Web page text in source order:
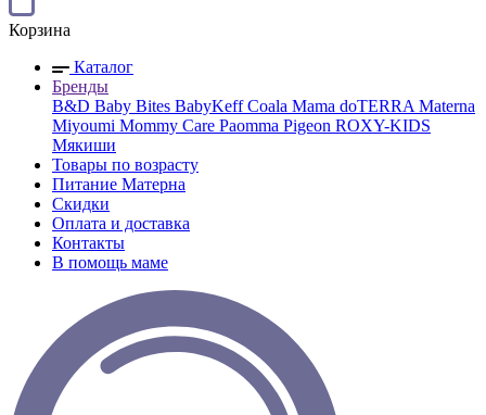
Корзина
Каталог
Бренды
B&D Baby Bites BabyKeffCoala Mama doTERRA Materna
Miyoumi Mommy Care Paomma Pigeon ROXY-KIDS
Мякиши
Товары по возрасту
Питание Матерна
Скидки
Оплата и доставка
Контакты
В помощь маме